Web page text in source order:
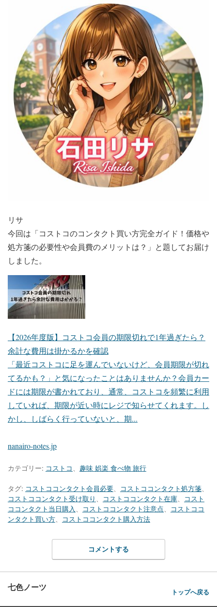
リサ
今回は「コストコのコンタクト買い方完全ガイド！価格や
処方箋の必要性や会員費のメリットは？」と題してお届け
しました。
【2026年度版】コストコ会員の期限切れで1年過ぎたら？
余計な費用は掛かるかを確認
「最近コストコに足を運んでいないけど、会員期限が切れ
てるかも？」と気になったことはありませんか？会員カー
ドには期限が書かれており、通常、コストコを頻繁に利用
していれば、期限が近い時にレジで知らせてくれます。し
かし、しばらく行っていないと、期...
nanairo-notes.jp
カテゴリー: コストコ 趣味 娯楽 食べ物 旅行
タグ: コストココンタクト会員必要 コストココンタクト処方箋
コストココンタクト受け取り
コストココンタクト在庫
コスト
ココンタクト当日購入
コストココンタクト注意点
コストココ
ンタクト買い方
コストココンタクト購入方法
コメントする
七色ノーツ トップへ戻る